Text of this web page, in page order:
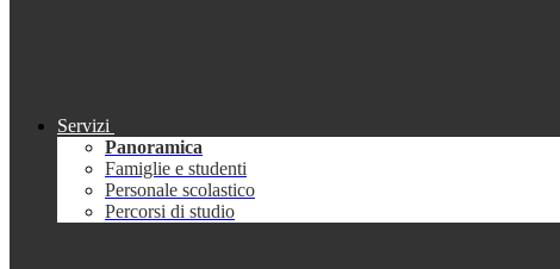
Servizi
Panoramica
Famiglie e studenti
Personale scolastico
Percorsi di studio